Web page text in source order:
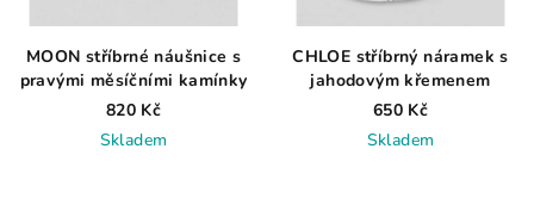
MOON stříbrné náušnice s
pravými měsíčními kamínky
820 Kč
Skladem
CHLOE stříbrný náramek s
jahodovým křemenem
650 Kč
Skladem